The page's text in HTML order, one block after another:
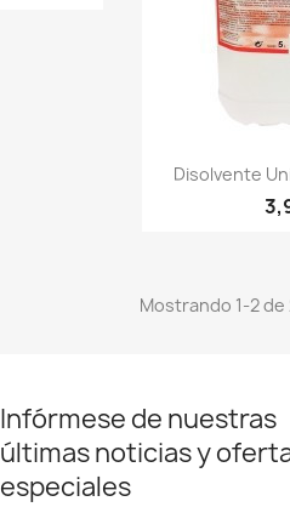

Disolvente
Mostrando 1-2
Infórmese de nuestras
últimas noticias y
especiales